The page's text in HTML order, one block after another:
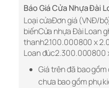
Báo Giá Cửa Nhựa Đài
Loại cửaĐơn giá (VNĐ/
biếnCửa nhựa Đài Loan
thanh2.100.000800 x
Loan đúc2.300.000800
Giá trên đã bao
chưa bao gồm phụ